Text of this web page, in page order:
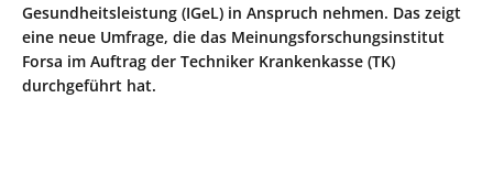
Gesundheitsleistung (IGeL) in Anspruch nehmen. Das zeigt
eine neue Umfrage, die das Meinungsforschungsinstitut
Forsa im Auftrag der Techniker Krankenkasse (TK)
durchgeführt hat.